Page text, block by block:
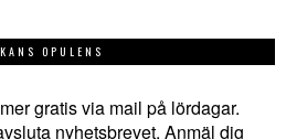
OPULENS
gratis via mail på lördagar.
nyhetsbrevet. Anmäl dig